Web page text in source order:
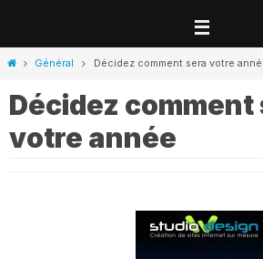
HomeGénéral Décidez comment sera votre
Décidez comment
votre année